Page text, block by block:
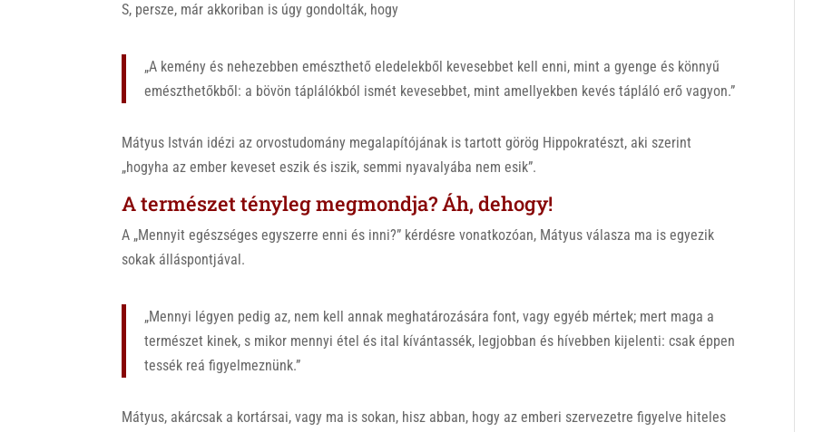
S, persze, már akkoriban is úgy gondolták, hogy
„A kemény és nehezebben emészthető eledelekből kevesebbet kell enni, mint a gyenge és könnyű
emészthetőkből: a bövön táplálókból ismét kevesebbet, mint amellyekben kevés tápláló erő vagyon.”
Mátyus István idézi az orvostudomány megalapítójának is tartott görög Hippokratészt, aki szerint
„hogyha az ember keveset eszik és iszik, semmi nyavalyába nem esik”.
A természet tényleg megmondja? Áh, dehogy!
A „Mennyit egészséges egyszerre enni és inni?” kérdésre vonatkozóan, Mátyus válasza ma is egyezik
sokak álláspontjával.
„Mennyi légyen pedig az, nem kell annak meghatározására font, vagy egyéb mértek; mert maga a
természet kinek, s mikor mennyi étel és ital kívántassék, legjobban és hívebben kijelenti: csak éppen
tessék reá figyelmeznünk.”
Mátyus, akárcsak a kortársai, vagy ma is sokan, hisz abban, hogy az emberi szervezetre figyelve hiteles